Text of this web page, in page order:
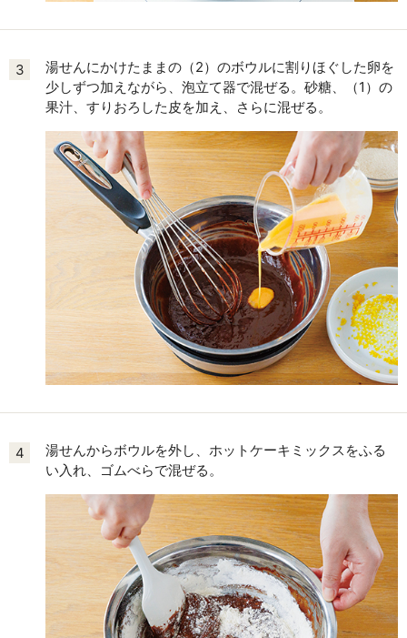
3
湯せんにかけたままの（2）のボウルに割りほぐした卵を
少しずつ加えながら、泡立て器で混ぜる。砂糖、（1）の
果汁、すりおろした皮を加え、さらに混ぜる。
4
湯せんからボウルを外し、ホットケーキミックスをふる
い入れ、ゴムべらで混ぜる。